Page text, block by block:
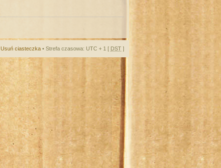
Usuń ciasteczka • Strefa czasowa: UTC + 1 [ DST ]